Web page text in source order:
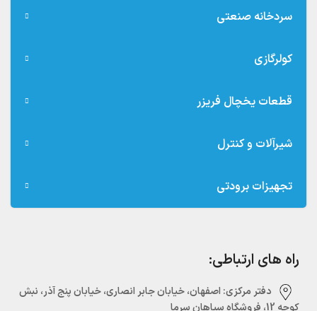
سردخانه صنعتی
کولرگازی
قطعات یخچال فریزر
شیرآلات و کنترل
تجهیزات برودتی
راه های ارتباطی:
دفتر مرکزی:‌ اصفهان، خیابان جابر انصاری، خیابان پنج آذر، نبش
کوچه 12، فروشگاه سپاهان سرما